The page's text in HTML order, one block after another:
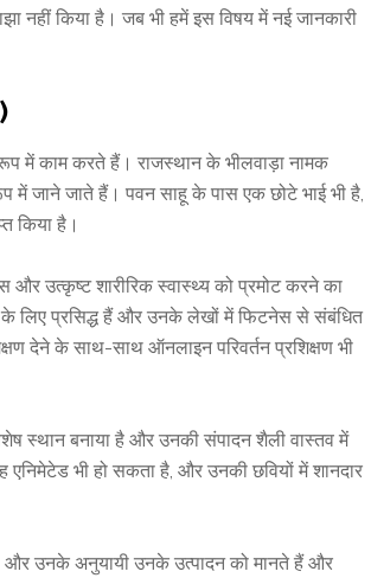
नहीं किया है। जब भी हमें इस विषय में नई जानकारी
में काम करते हैं। राजस्थान के भीलवाड़ा नामक
जाने जाते हैं। पवन साहू के पास एक छोटे भाई भी है,
किया है।
उत्कृष्ट शारीरिक स्वास्थ्य को प्रमोट करने का
के लिए प्रसिद्ध हैं और उनके लेखों में फिटनेस से संबंधित
देने के साथ-साथ ऑनलाइन परिवर्तन प्रशिक्षण भी
स्थान बनाया है और उनकी संपादन शैली वास्तव में
भी हो सकता है, और उनकी छवियों में शानदार
और उनके अनुयायी उनके उत्पादन को मानते हैं और